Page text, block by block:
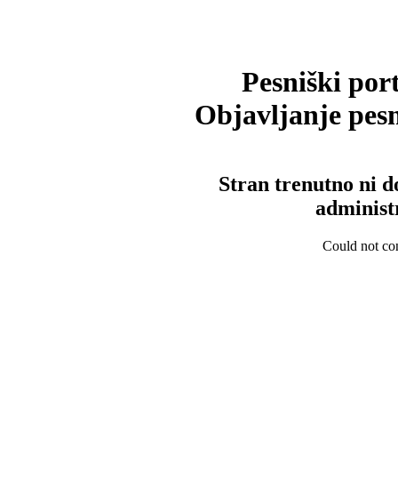
Pesniški
Objavljanje
Stran trenutno ni
Could not